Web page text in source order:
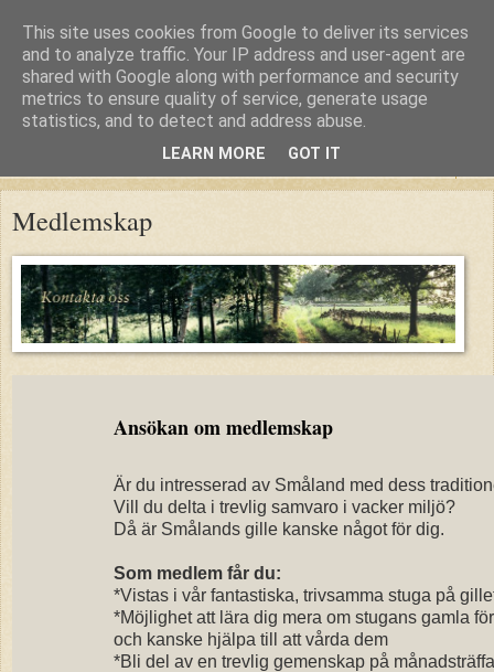
Medlemskap
Ansökan om medlemskap
Är du intresserad av Småland med dess
Vill du delta i trevlig samvaro i vacker miljö?
Då är Smålands gille kanske något för dig.
Som medlem får du:
*Vistas i vår fantastiska, trivsamma stuga på
*Möjlighet att lära dig mera om stugans gamla
och kanske hjälpa till att vårda dem
*Bli del av en trevlig gemenskap på
This site uses cookies from Google to deliver its services
and to analyze traffic. Your IP address and user-agent are
shared with Google along with performance and security
metrics to ensure quality of service, generate usage
statistics, and to detect and address abuse.
LEARN MORE GOT IT